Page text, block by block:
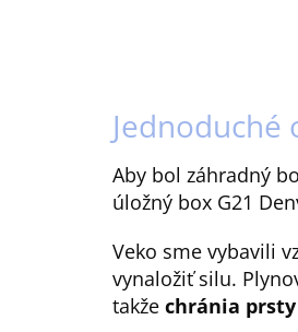
Jednoduché
Aby bol záhradný
úložný box G21
Veko sme vybavili
vynaložiť silu.
takže chránia prsty